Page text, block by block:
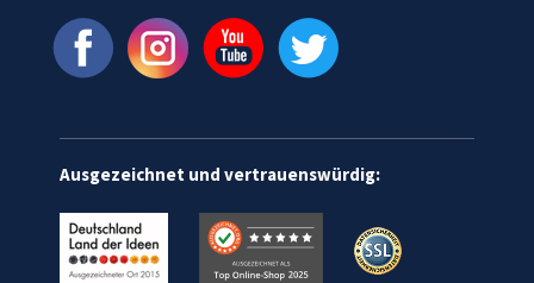
Ausgezeichnet und vertrauenswürdig: